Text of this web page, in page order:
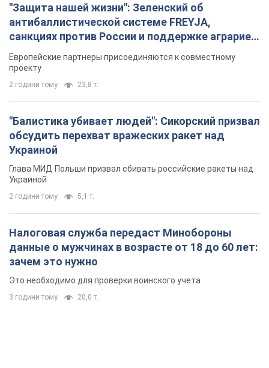
"Защита нашей жизни": Зеленский об
антибаллистической системе FREYJA,
санкциях против России и поддержке аграриев.
Видео
Европейские партнеры присоединяются к совместному
проекту
2 години тому 23,8 т.
"Балистика убивает людей": Сикорский призвал
обсудить перехват вражеских ракет над
Украиной
Глава МИД Польши призвал сбивать российские ракеты над
Украиной
2 години тому 5,1 т.
Налоговая служба передаст Минобороны
данные о мужчинах в возрасте от 18 до 60 лет:
зачем это нужно
Это необходимо для проверки воинского учета
3 години тому 20,0 т.